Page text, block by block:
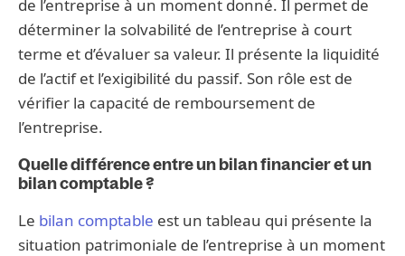
de l’entreprise à un moment donné. Il permet de
déterminer la solvabilité de l’entreprise à court
terme et d’évaluer sa valeur. Il présente la liquidité
de l’actif et l’exigibilité du passif. Son rôle est de
vérifier la capacité de remboursement de
l’entreprise.
Quelle différence entre un bilan financier et un
bilan comptable ?
Le bilan comptable est un tableau qui présente la
situation patrimoniale de l’entreprise à un moment